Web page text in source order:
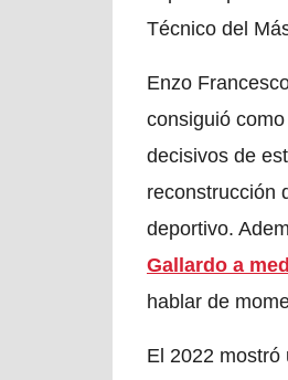
Técnico del
Enzo
consiguió
decisivos de
reconstrucción
deportivo.
Gallardo a
hablar de
El 2022 mostró